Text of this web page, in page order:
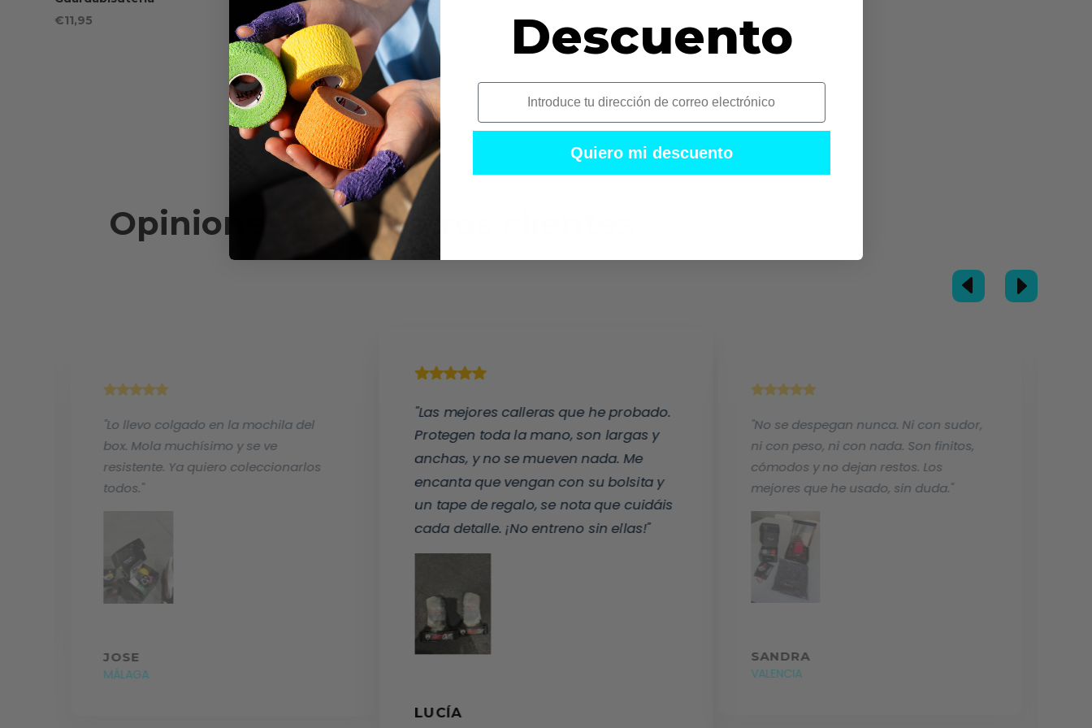
€11,95
Opiniones de nuestros clientes
D E
"Lo llevo colgado en la mochila del
box. Mola muchísimo y se ve
resistente. Ya quiero coleccionarlos
todos."
JOSE
MÁLAGA
"Las mejores calleras que he probado.
Protegen toda la mano, son largas y
anchas, y no se mueven nada. Me
encanta que vengan con su bolsita y
un tape de regalo, se nota que cuidáis
cada detalle. ¡No entreno sin ellas!"
LUCÍA
"No se despegan nunca. Ni con sudor,
ni con peso, ni con nada. Son finitos,
cómodos y no dejan restos. Los
mejores que he usado, sin duda."
SANDRA
VALENCIA
Descuento
i
Quiero mi descuento